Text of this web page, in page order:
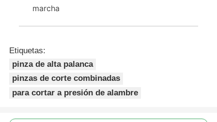
marcha
Etiquetas:
pinza de alta palanca
pinzas de corte combinadas
para cortar a presión de alambre